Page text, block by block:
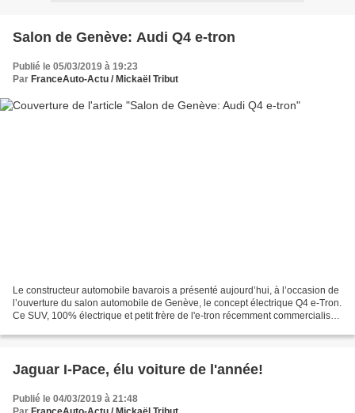
Salon de Genève: Audi Q4 e-tron
Publié le 05/03/2019 à 19:23
Par FranceAuto-Actu / Mickaël Tribut
Le constructeur automobile bavarois a présenté aujourd’hui, à l’occasion de
l’ouverture du salon automobile de Genève, le concept électrique Q4 e-Tron.
Ce SUV, 100% électrique et petit frère de l'e-tron récemment commercialisé,
Jaguar I-Pace, élu voiture de l'année!
Publié le 04/03/2019 à 21:48